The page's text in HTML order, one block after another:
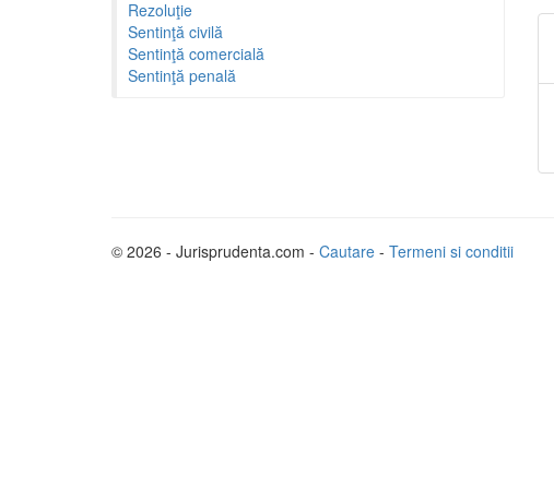
Rezoluţie
Sentinţă civilă
Sentinţă comercială
Sentinţă penală
© 2026 - Jurisprudenta.com - Cautare - Termeni si conditii